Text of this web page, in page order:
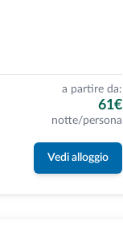
a partire da:
61€
notte/persona
Vedi alloggio